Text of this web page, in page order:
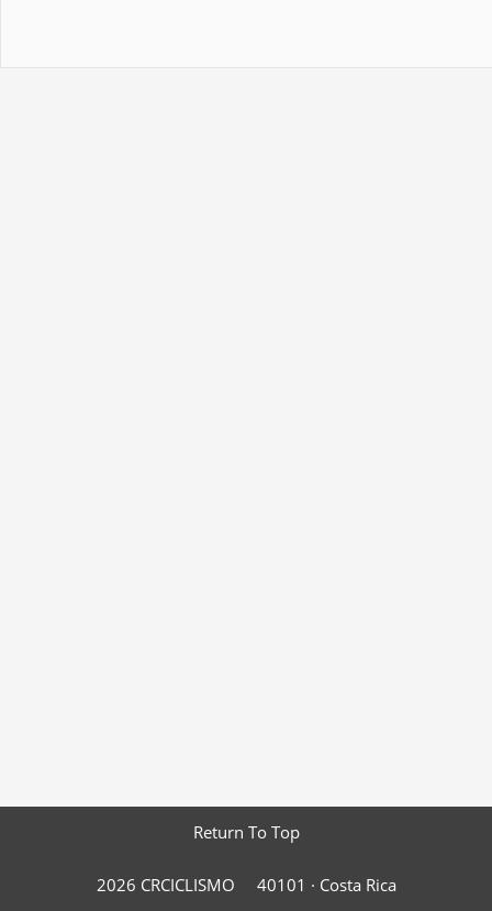
Return To Top
2026 CRCICLISMO 40101 · Costa Rica